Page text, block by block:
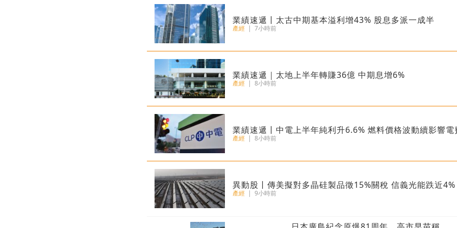
業績速遞丨太古中期基本溢利增43% 股息多派一成半
產經 | 7小時前
業績速遞｜太地上半年轉賺36億 中期息增6%
產經 | 8小時前
業績速遞丨中電上半年純利升6.6% 燃料價格波動續影響電
產經 | 8小時前
異動股丨傳美擬對多晶硅製品徵15%關稅 信義光能跌近4%
產經 | 9小時前